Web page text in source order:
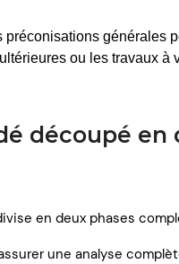
préconisations générales
ou les travaux à
découpé en
en deux phases
une analyse